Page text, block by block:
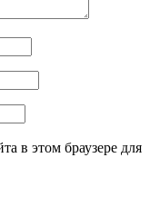
в этом браузере для